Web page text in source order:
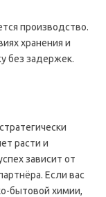
производство.
хранения и
без задержек.
расти и
зависит от
Если вас
бытовой химии,